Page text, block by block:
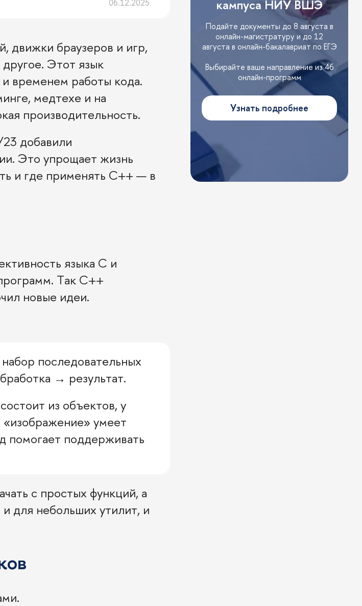
06.12.2025
кампуса НИУ ВШЭ
Подайте документы до 8 августа в
онлайн-магистратуру и до 12
августа в онлайн-бакалавриат по ЕГЭ
Выбирайте ваше направление из 46
онлайн-программ
Узнать подробнее
движки браузеров и игр,
Этот язык
временем работы кода.
медтехе и на
производительность.
добавили
Это упрощает жизнь
и где применять С++ — в
языка C и
Так C++
новые идеи.
последовательных
→ результат.
из объектов, у
умеет
помогает поддерживать
с простых функций, а
для небольших утилит, и